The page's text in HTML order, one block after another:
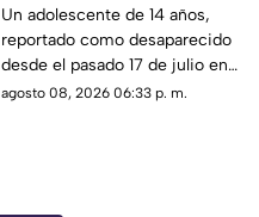
Tlaquepaque es
trasladado a Jalisco
tras ser localizado en
Michoacán
Un adolescente de 14 años,
reportado como desaparecido
desde el pasado 17 de julio en
Tlaquepaque, fue localizado
agosto 08, 2026 06:33 p. m.